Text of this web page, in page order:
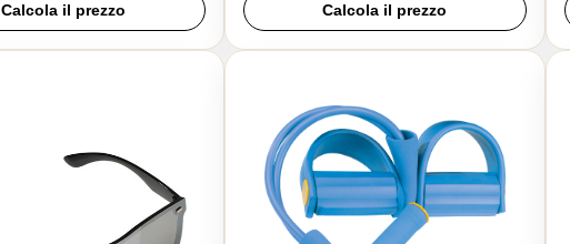
Calcola il prezzo
Calcola il prezzo